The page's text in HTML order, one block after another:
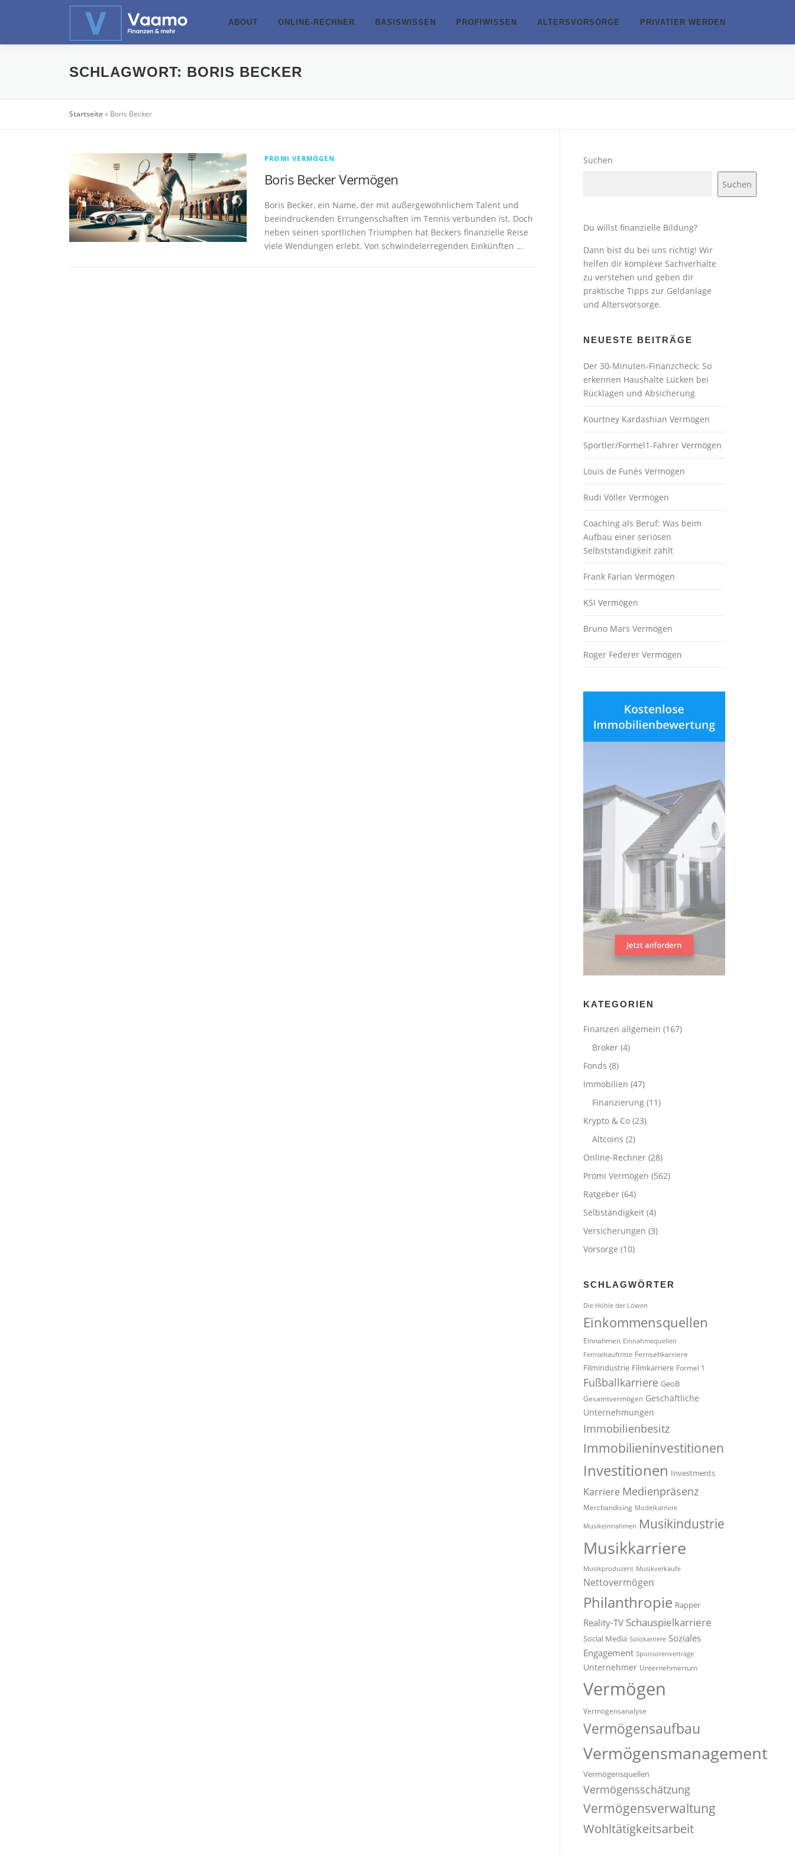
ABOUT ONLINE-RECHNER BASISWISSEN PROFIWISSEN ALTERSVORSORGE PRIVATIER WERDEN
SCHLAGWORT: BORIS BECKER
Startseite» Boris Becker
PROMI VERMÖGEN
Boris Becker Vermögen
Boris Becker, ein Name, der mit außergewöhnlichem Talent und
beeindruckenden Errungenschaften im Tennis verbunden ist. Doch
neben seinen sportlichen Triumphen hat Beckers finanzielle Reise
viele Wendungen erlebt. Von schwindelerregenden Einkünften …
Suchen
Suchen
Du willst finanzielle Bildung?
Dann bist du bei uns richtig! Wir
helfen dir komplexe Sachverhalte
zu verstehen und geben dir
praktische Tipps zur Geldanlage
und Altersvorsorge.
NEUESTE BEITRÄGE
Der 30-Minuten-Finanzcheck: So
erkennen Haushalte Lücken bei
Rücklagen und Absicherung
Kourtney Kardashian Vermögen
Sportler/Formel1-Fahrer Vermögen
Louis de Funès Vermögen
Rudi Völler Vermögen
Coaching als Beruf: Was beim
Aufbau einer seriösen
Selbstständigkeit zählt
Frank Farian Vermögen
KSI Vermögen
Bruno Mars Vermögen
Roger Federer Vermögen
KATEGORIEN
Finanzen allgemein (167)
Broker (4)
Fonds (8)
Immobilien (47)
Finanzierung (11)
Krypto & Co (23)
Altcoins (2)
Online-Rechner (28)
Promi Vermögen (562)
Ratgeber (64)
Selbständigkeit (4)
Versicherungen (3)
Vorsorge (10)
SCHLAGWÖRTER
Die Höhle der Löwen
Einkommensquellen
Einnahmen Einnahmequellen
Fernsehauftritte Fernsehkarriere
Filmindustrie Filmkarriere Formel 1
Fußballkarriere GeoB
Gesamtvermögen Geschäftliche
Unternehmungen
Immobilienbesitz
Immobilieninvestitionen
Investitionen Investments
Karriere Medienpräsenz
Merchandising Modelkarriere
Musikeinnahmen Musikindustrie
Musikkarriere
Musikproduzent Musikverkäufe
Nettovermögen
Philanthropie Rapper
Reality-TV Schauspielkarriere
Social Media Solokarriere Soziales
Engagement Sponsorenverträge
Unternehmer Unternehmertum
Vermögen
Vermögensanalyse
Vermögensaufbau
Vermögensmanagement
Vermögensquellen
Vermögensschätzung
Vermögensverwaltung
Wohltätigkeitsarbeit